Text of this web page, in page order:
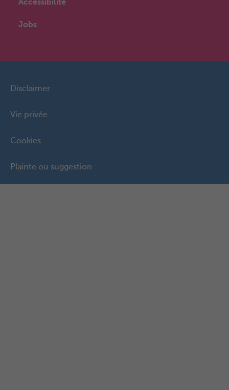
Accessibilité
Jobs
Disclaimer
Vie privée
Cookies
Plainte ou suggestion